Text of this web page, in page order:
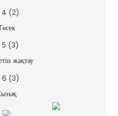
жақтау